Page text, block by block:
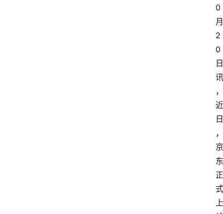
0
月
2
0
日
讯
，
近
日
，
京
东
正
式
上